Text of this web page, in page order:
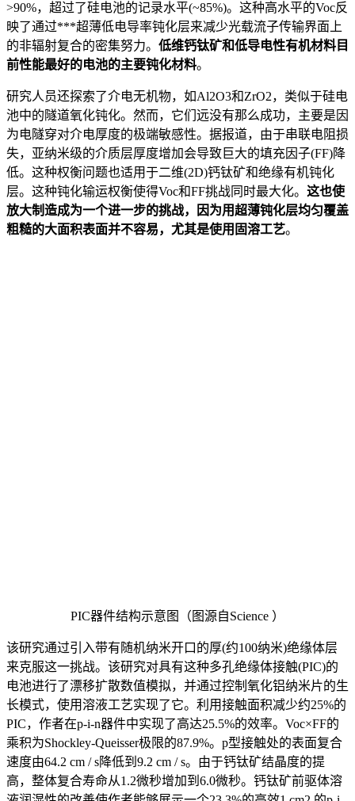
>90%，超过了硅电池的记录水平(~85%)。这种高水平的Voc反
映了通过***超薄低电导率钝化层来减少光载流子传输界面上
的非辐射复合的密集努力。 低维钙钛矿和低导电性有机材料目
前性能最好的电池的主要钝化材料。
研究人员还探索了介电无机物，如Al2O3和ZrO2，类似于硅电
池中的隧道氧化钝化。然而，它们远没有那么成功，主要是因
为电隧穿对介电厚度的极端敏感性。据报道，由于串联电阻损
失，亚纳米级的介质层厚度增加会导致巨大的填充因子(FF)降
低。这种权衡问题也适用于二维(2D)钙钛矿和绝缘有机钝化
层。这种钝化输运权衡使得Voc和FF挑战同时最大化。 这也使
放大制造成为一个进一步的挑战，因为用超薄钝化层均匀覆盖
粗糙的大面积表面并不容易，尤其是使用固溶工艺。
PIC器件结构示意图（图源自Science ）
该研究通过引入带有随机纳米开口的厚(约100纳米)绝缘体层
来克服这一挑战。该研究对具有这种多孔绝缘体接触(PIC)的
电池进行了漂移扩散数值模拟，并通过控制氧化铝纳米片的生
长模式，使用溶液工艺实现了它。利用接触面积减少约25%的
PIC，作者在p-i-n器件中实现了高达25.5%的效率。Voc×FF的
乘积为Shockley-Queisser极限的87.9%。p型接触处的表面复合
速度由64.2 cm / s降低到9.2 cm / s。由于钙钛矿结晶度的提
高，整体复合寿命从1.2微秒增加到6.0微秒。钙钛矿前驱体溶